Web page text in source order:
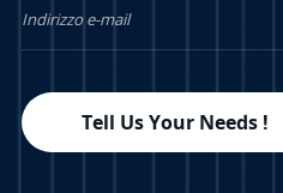
Tell Us Your Needs !